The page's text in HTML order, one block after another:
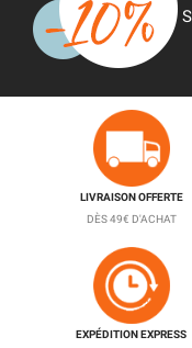
LIVRAISON OFFERTE
DÈS 49€ D'ACHAT
EXPÉDITION EXPRESS